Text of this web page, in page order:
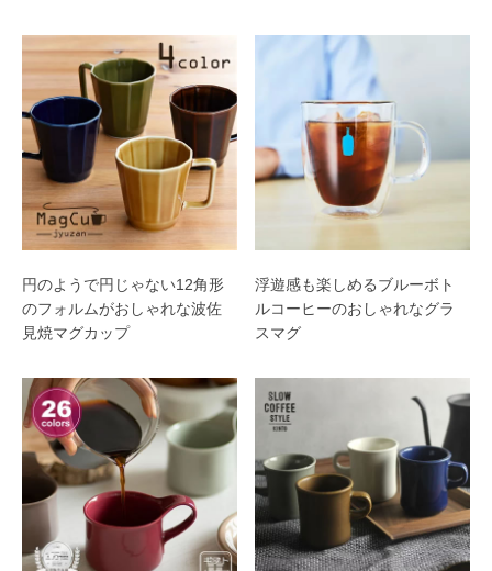
円のようで円じゃない12角形
のフォルムがおしゃれな波佐
見焼マグカップ
浮遊感も楽しめるブルーボト
ルコーヒーのおしゃれなグラ
スマグ